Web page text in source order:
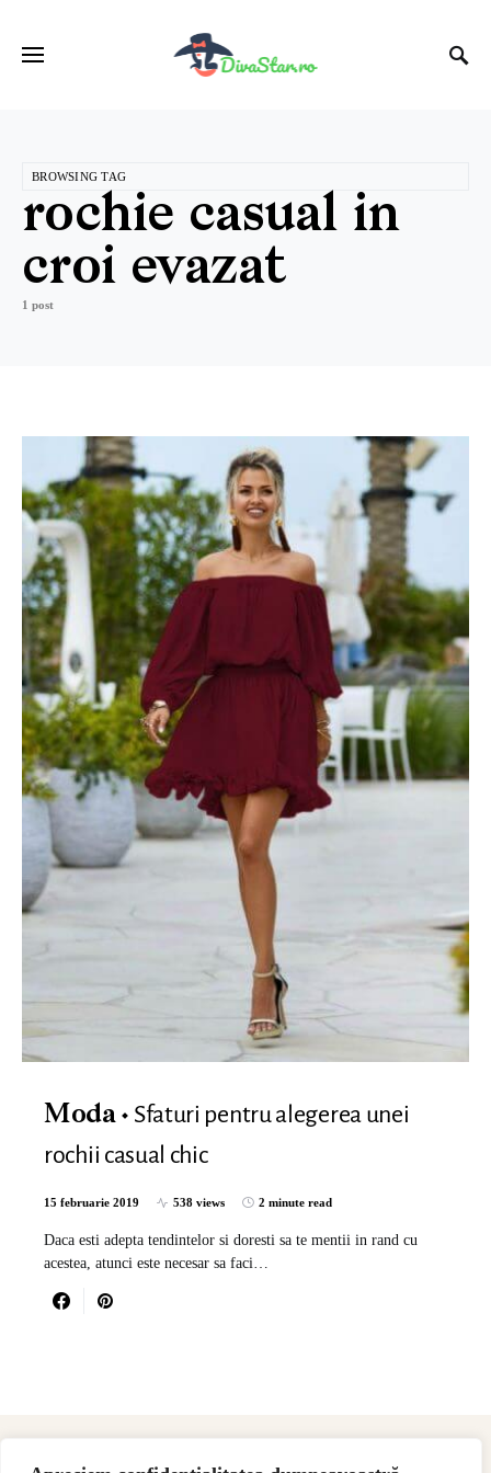
BROWSING TAG
rochie casual in
croi evazat
1 post
Moda
Sfaturi pentru alegerea unei
rochii casual chic
15 februarie 2019 538 views 2 minute read
Daca esti adepta tendintelor si doresti sa te mentii in rand cu
acestea, atunci este necesar sa faci…